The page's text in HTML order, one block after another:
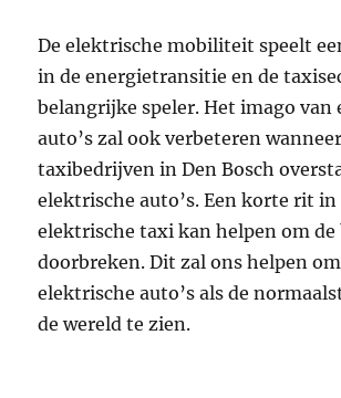
De elektrische mobiliteit speelt
in de energietransitie en de
belangrijke speler. Het imago van
auto’s zal ook verbeteren
taxibedrijven in Den Bosch
elektrische auto’s. Een korte rit in
elektrische taxi kan helpen om de
doorbreken. Dit zal ons helpen
elektrische auto’s als de
de wereld te zien.